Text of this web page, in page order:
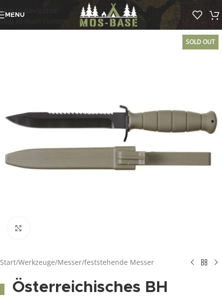
Skip to navigation
Skip to main content
MENU
SOLD OUT
Start/Werkzeuge/Messer/feststehende Messer
Österreichisches BH